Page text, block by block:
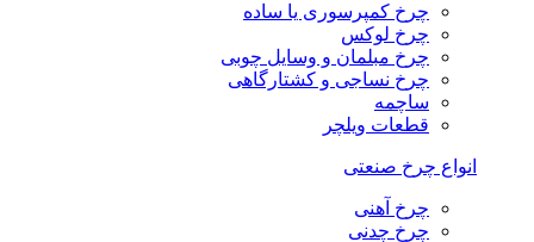
چرخ کمپرسوری یا ساده
چرخ لوکس
چرخ مبلمان و وسایل چوبی
چرخ نساجی و کشتارگاهی
ساچمه
قطعات ویلچر
انواع چرخ صنعتی
چرخ آهنی
چرخ چدنی